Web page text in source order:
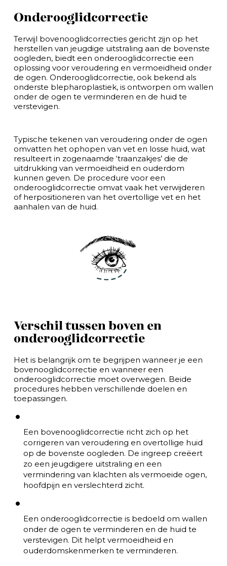
Onderooglidcorrectie
Terwijl bovenooglidcorrecties gericht zijn op het
herstellen van jeugdige uitstraling aan de bovenste
oogleden, biedt een onderooglidcorrectie een
oplossing voor veroudering en vermoeidheid onder
de ogen. Onderooglidcorrectie, ook bekend als
onderste blepharoplastiek, is ontworpen om wallen
onder de ogen te verminderen en de huid te
verstevigen.
Typische tekenen van veroudering onder de ogen
omvatten het ophopen van vet en losse huid, wat
resulteert in zogenaamde ‘traanzakjes’ die de
uitdrukking van vermoeidheid en ouderdom
kunnen geven. De procedure voor een
onderooglidcorrectie omvat vaak het verwijderen
of herpositioneren van het overtollige vet en het
aanhalen van de huid.
Verschil tussen boven en
onderooglidcorrectie
Het is belangrijk om te begrijpen wanneer je een
bovenooglidcorrectie en wanneer een
onderooglidcorrectie moet overwegen. Beide
procedures hebben verschillende doelen en
toepassingen.
Een bovenooglidcorrectie richt zich op het
corrigeren van veroudering en overtollige huid
op de bovenste oogleden. De ingreep creëert
zo een jeugdigere uitstraling en een
vermindering van klachten als vermoeide ogen,
hoofdpijn en verslechterd zicht.
Een onderooglidcorrectie is bedoeld om wallen
onder de ogen te verminderen en de huid te
verstevigen. Dit helpt vermoeidheid en
ouderdomskenmerken te verminderen.